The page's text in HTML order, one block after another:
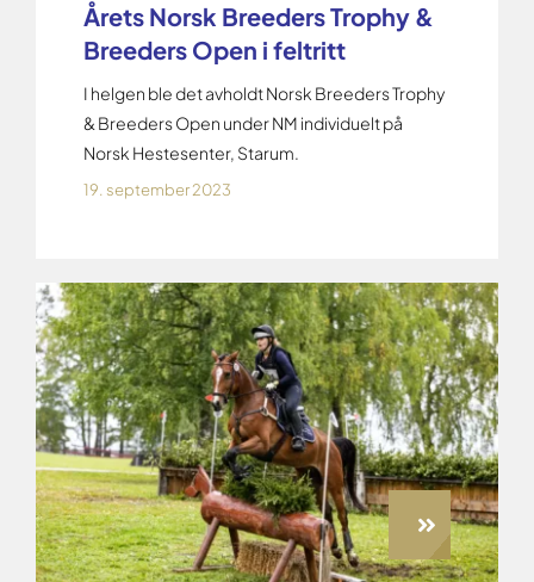
Årets Norsk Breeders Trophy &
Breeders Open i feltritt
I helgen ble det avholdt Norsk Breeders Trophy
& Breeders Open under NM individuelt på
Norsk Hestesenter, Starum.
19. september 2023